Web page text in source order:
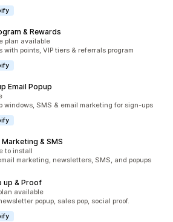
& Rewards
1808
plan available
with points, VIP tiers & referrals program
Email Popup
7474
windows, SMS & email marketing for sign-ups
& SMS
2945
to install
marketing, newsletters, SMS, and popups
up & Proof
567
available
popup, sales pop, social proof.